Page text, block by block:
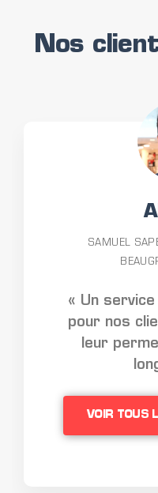
Nos
SAMUEL
« Un
pour nos
leur
VOIR TOUS